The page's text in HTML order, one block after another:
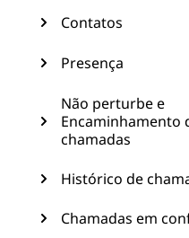
Contatos
Presença
Não perturbe e
Encaminhamento
chamadas
Histórico de
Chamadas em